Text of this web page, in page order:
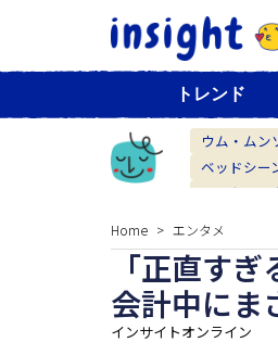
トレンド
ウム・ムン
ベッドシー
ベーカリー
Home エンタメ
「正直す
会計中にま
インサイトオンライン